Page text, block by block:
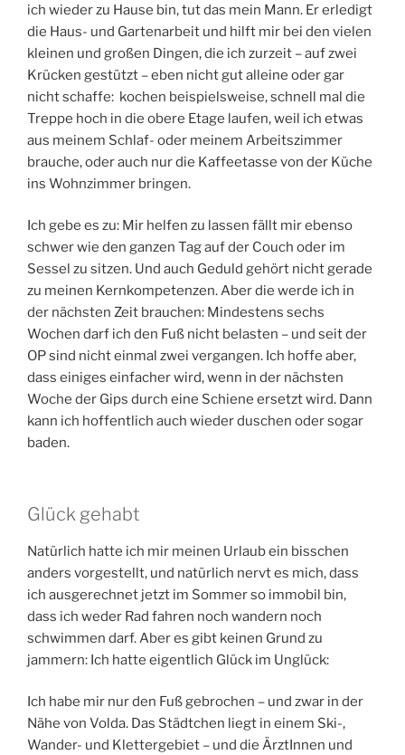
ich wieder zu Hause bin, tut das mein Mann. Er erledigt
die Haus- und Gartenarbeit und hilft mir bei den vielen
kleinen und großen Dingen, die ich zurzeit – auf zwei
Krücken gestützt – eben nicht gut alleine oder gar
nicht schaffe: kochen beispielsweise, schnell mal die
Treppe hoch in die obere Etage laufen, weil ich etwas
aus meinem Schlaf- oder meinem Arbeitszimmer
brauche, oder auch nur die Kaffeetasse von der Küche
ins Wohnzimmer bringen.
Ich gebe es zu: Mir helfen zu lassen fällt mir ebenso
schwer wie den ganzen Tag auf der Couch oder im
Sessel zu sitzen. Und auch Geduld gehört nicht gerade
zu meinen Kernkompetenzen. Aber die werde ich in
der nächsten Zeit brauchen: Mindestens sechs
Wochen darf ich den Fuß nicht belasten – und seit der
OP sind nicht einmal zwei vergangen. Ich hoffe aber,
dass einiges einfacher wird, wenn in der nächsten
Woche der Gips durch eine Schiene ersetzt wird. Dann
kann ich hoffentlich auch wieder duschen oder sogar
baden.
Glück gehabt
Natürlich hatte ich mir meinen Urlaub ein bisschen
anders vorgestellt, und natürlich nervt es mich, dass
ich ausgerechnet jetzt im Sommer so immobil bin,
dass ich weder Rad fahren noch wandern noch
schwimmen darf. Aber es gibt keinen Grund zu
jammern: Ich hatte eigentlich Glück im Unglück:
Ich habe mir nur den Fuß gebrochen – und zwar in der
Nähe von Volda. Das Städtchen liegt in einem Ski-,
Wander- und Klettergebiet – und die ÄrztInnen und